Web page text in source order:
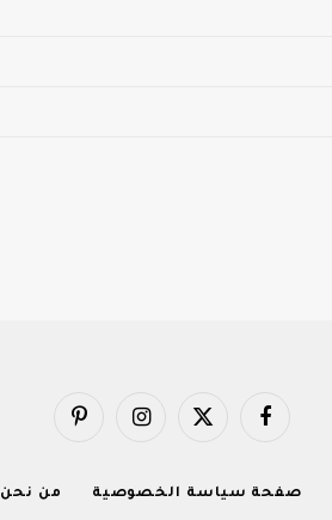
فيسبوك X
الانستغرامبينتيريست
صفحة سياسة الخصوصية من نحن